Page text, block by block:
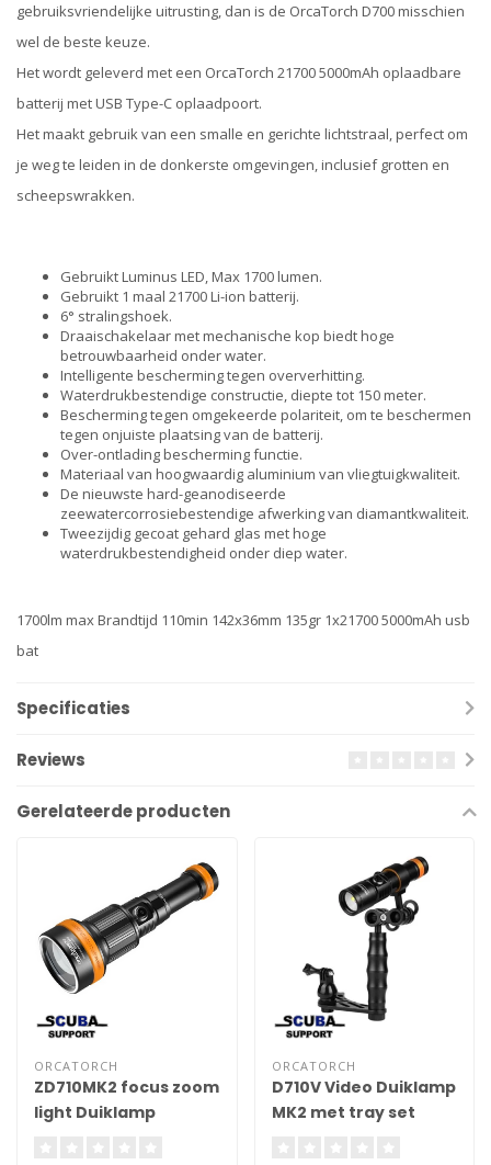
gebruiksvriendelijke uitrusting, dan is de OrcaTorch D700 misschien
wel de beste keuze.
Het wordt geleverd met een OrcaTorch 21700 5000mAh oplaadbare
batterij met USB Type-C oplaadpoort.
Het maakt gebruik van een smalle en gerichte lichtstraal, perfect om
je weg te leiden in de donkerste omgevingen, inclusief grotten en
scheepswrakken.
Gebruikt Luminus LED, Max 1700 lumen.
Gebruikt 1 maal 21700 Li-ion batterij.
6° stralingshoek.
Draaischakelaar met mechanische kop biedt hoge
betrouwbaarheid onder water.
Intelligente bescherming tegen oververhitting.
Waterdrukbestendige constructie, diepte tot 150 meter.
Bescherming tegen omgekeerde polariteit, om te beschermen
tegen onjuiste plaatsing van de batterij.
Over-ontlading bescherming functie.
Materiaal van hoogwaardig aluminium van vliegtuigkwaliteit.
De nieuwste hard-geanodiseerde
zeewatercorrosiebestendige afwerking van diamantkwaliteit.
Tweezijdig gecoat gehard glas met hoge
waterdrukbestendigheid onder diep water.
1700lm max Brandtijd 110min 142x36mm 135gr 1x21700 5000mAh usb
bat
Specificaties
Reviews
Gerelateerde producten
ORCATORCH
ZD710MK2 focus zoom
light Duiklamp
ORCATORCH
D710V Video Duiklamp
MK2 met tray set